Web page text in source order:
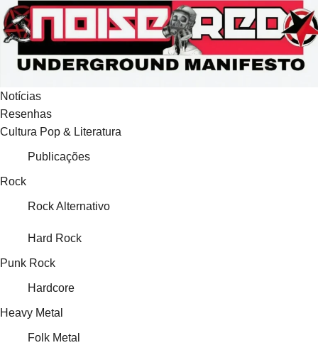
para
o
conteúdo
Notícias
Resenhas
Cultura Pop & Literatura
Publicações
Rock
Rock Alternativo
Hard Rock
Punk Rock
Hardcore
Heavy Metal
Folk Metal